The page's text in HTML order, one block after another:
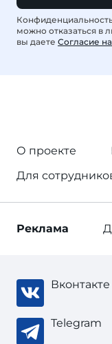
можно отказаться в
вы даете Согласие
О проекте
Для
Реклама
Вконтакте
Telegram